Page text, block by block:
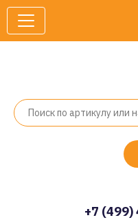
+7 (499)